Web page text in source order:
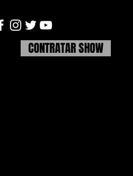
CONTRATAR SHOW